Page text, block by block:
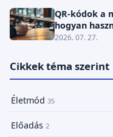
QR-kódok a
hogyan
2026. 07. 27.
Cikkek téma szerint
Életmód 35
Előadás 2